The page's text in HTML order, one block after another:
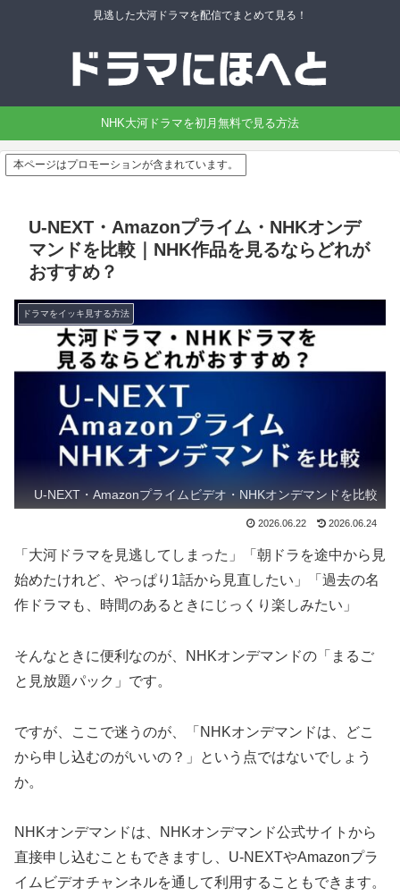
見逃した大河ドラマを配信でまとめて見る！
NHK大河ドラマを初月無料で見る方法
本ページはプロモーションが含まれています。
U-NEXT・Amazonプライム・NHKオンデ
マンドを比較｜NHK作品を見るならどれが
おすすめ？
ドラマをイッキ見する方法
U-NEXT・Amazonプライムビデオ・NHKオンデマンドを比較
2026.06.22 2026.06.24
「大河ドラマを見逃してしまった」「朝ドラを途中から見
始めたけれど、やっぱり1話から見直したい」「過去の名
作ドラマも、時間のあるときにじっくり楽しみたい」
そんなときに便利なのが、NHKオンデマンドの「まるご
と見放題パック」です。
ですが、ここで迷うのが、「NHKオンデマンドは、どこ
から申し込むのがいいの？」という点ではないでしょう
か。
NHKオンデマンドは、NHKオンデマンド公式サイトから
直接申し込むこともできますし、U-NEXTやAmazonプラ
イムビデオチャンネルを通して利用することもできます。